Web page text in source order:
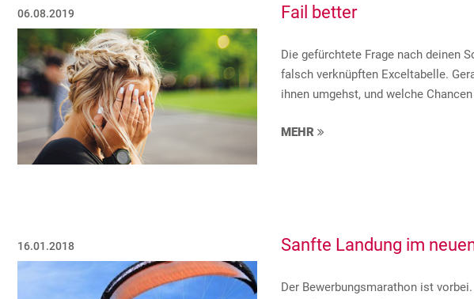
06.08.2019 Fail better
Die gefürchtete Frage nach deinen
falsch verknüpften Exceltabelle.
ihnen umgehst, und welche
MEHR
16.01.2018 Sanfte Landung im
Der Bewerbungsmarathon ist